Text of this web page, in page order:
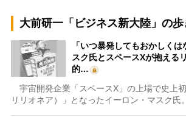
大前研一「ビジネス新大陸」の歩
「いつ暴発してもおかしく
スク氏とスペースXが抱える
的…
宇宙開発企業「スペースX」の上場で史上
リリオネア）」となったイーロン・マスク氏